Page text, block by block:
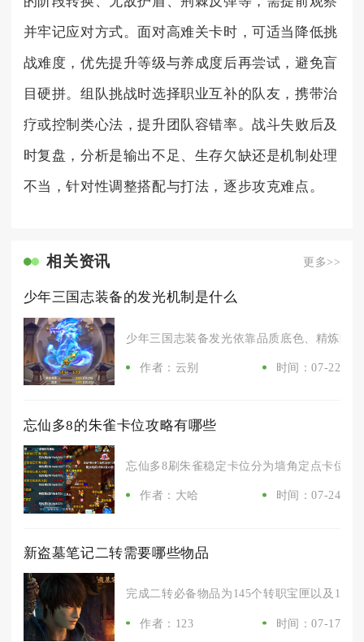
并牢记应对方式。面对高难关卡时，可适当降低挑
战难度，优先提升等级与养成度后再尝试，避免盲
目硬拼。组队挑战时选择职业互补的队友，携带治
疗或控制类心法，提升团队容错率。战斗失败后及
时复盘，分析是输出不足、生存欠缺还是机制处理
不当，针对性调整搭配与打法，逐步攻克难点。
相关资讯 更多>>
少年三国志装备的发光机制是什么
少年三国志装备发光依靠品质底色、精炼阶
作者：云别 时间：07-22
忘仙多8的朱雀卡位攻略有哪些
忘仙多8刷朱雀稳定卡位分为墙角定点卡位、
作者：大哈 时间：07-24
新盗墓笔记二转需要哪些物品
完成二转必备物品为145个转职宝匣以及1枚
作者：123 时间：07-17